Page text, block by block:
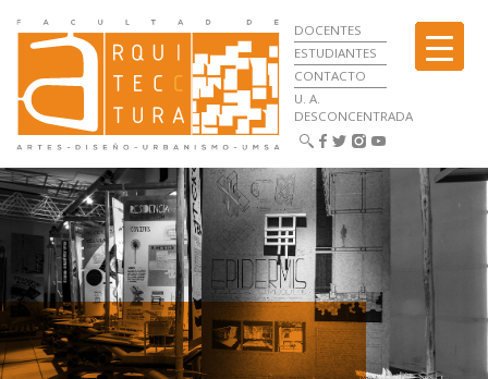
DOCENTES
ESTUDIANTES
CONTACTO
U. A.
DESCONCENTRADA